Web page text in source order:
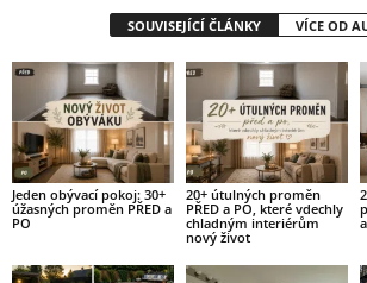
SOUVISEJÍCÍ ČLÁNKY VÍCE OD
Jeden obývací pokoj: 30+
úžasných proměn PŘED a
PO
20+ útulných proměn
PŘED a PO, které vdechly
chladným interiérům
nový život